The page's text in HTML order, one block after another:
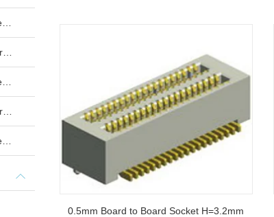
0.5mm Board to Board Socket H=3.2mm